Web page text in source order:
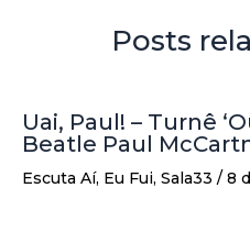
Posts
Uai, Paul! – Turnê
Beatle Paul
Escuta Aí, Eu Fui, Sala33 / 8